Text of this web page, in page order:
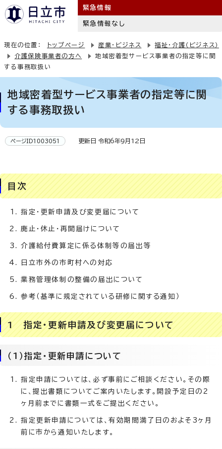
緊急情報
緊急情報なし
現在の位置： トップページ 産業・ビジネス
福祉・介護（ビジネス）
介護保険事業者の方へ
地域密着型サービス事業者の指定等に関
する事務取扱い
地域密着型サービス事業者の指定等に関
する事務取扱い
ページID1003051 更新日 令和6年9月12日
目次
指定・更新申請及び変更届について
廃止・休止・再開届けについて
介護給付費算定に係る体制等の届出等
日立市外の市町村への対応
業務管理体制の整備の届出について
参考（基準に規定されている研修に関する通知）
1 指定・更新申請及び変更届について
（1）指定・更新申請について
指定申請については、必ず事前にご相談ください。その際
に、提出書類についてご案内いたします。開設予定日の2
ヶ月前までに書類一式をご提出ください。
指定更新申請については、有効期間満了日のおよそ3ヶ月
前に市から通知いたします。